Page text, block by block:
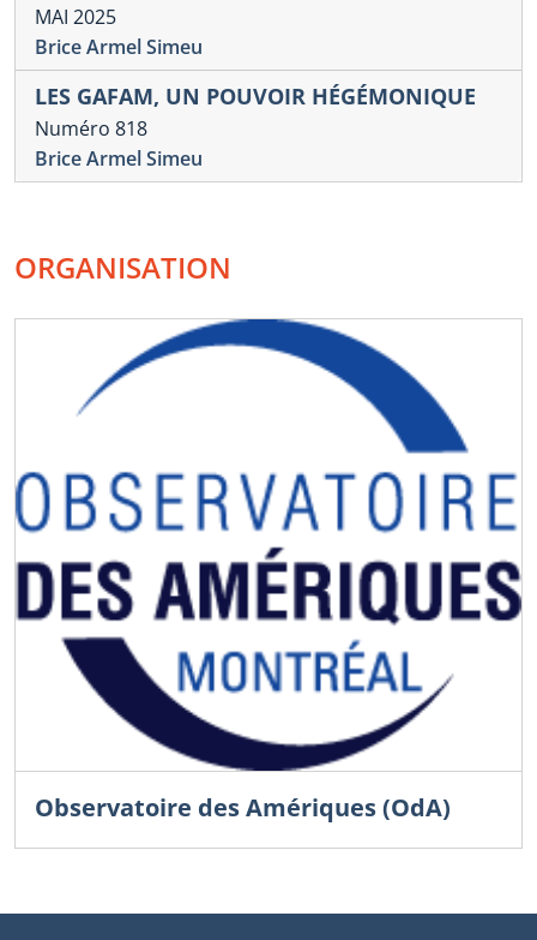
MAI 2025
Brice Armel Simeu
LES GAFAM, UN POUVOIR HÉGÉMONIQUE
Numéro 818
Brice Armel Simeu
ORGANISATION
Observatoire des Amériques (OdA)